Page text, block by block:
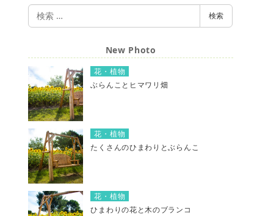
検
索
検索
New Photo
花・植物
ぶらんことヒマワリ畑
花・植物
たくさんのひまわりとぶらんこ
花・植物
ひまわりの花と木のブランコ